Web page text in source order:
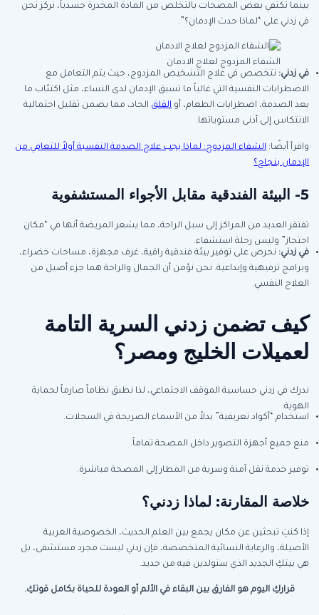
بينما تكتفي بعض المصحات بالتخلص من المادة المخدرة جسدياً، نركز نحن
في زدني على “لماذا حدث الإدمان؟”.
الشفاء المزدوج لعلاج الادمان
في زدني: نتخصص في علاج التشخيص المزدوج، حيث يتم التعامل مع
الاضطرابات النفسية التي غالباً ما تسبق الإدمان لدى النساء، مثل اكتئاب ما
بعد الصدمة، اضطرابات الطعام، أوالقلق الحاد، مما يضمن تقليل احتمالية
الانتكاس إلى أدنى مستوياتها.
واقرأ أيضًا:الشفاء المزدوج: لماذا يجب علاج الصدمة النفسية أولاً للتعافي من
الإدمان بنجاح؟
5- البيئة الفندقية مقابل الأجواء المستشفوية
تفتقر العديد من المراكز إلى سبل الراحة، مما يشعر المريضة أنها في “مكان
احتجاز” وليس رحلة استشفاء.
في زدني: نحرص على توفير بيئة فندقية راقية، غرف مجهزة، مساحات خضراء،
وبرامج ترفيهية وإبداعية. نحن نؤمن أن الجمال والراحة هما جزء أصيل من
العلاج النفسي.
كيف تضمن زدني السرية التامة
لعميلات الخليج ومصر؟
ندرك في زدني حساسية الموقف الاجتماعي، لذا نطبق نظاماً صارماً لحماية
الهوية:
استخدام “أكواد تعريفية” بدلاً من الأسماء الصريحة في السجلات.
منع جميع أجهزة التصوير داخل المصحة تماماً.
توفير خدمة نقل آمنة وسرية من المطار إلى المصحة مباشرة.
خلاصة المقارنة: لماذا زدني؟
إذا كنتِ تبحثين عن مكان يجمع بين العلم الحديث، الخصوصية العربية
الأصيلة، والرعاية النسائية المتخصصة، فإن زدني ليست مجرد مستشفى، بل
هي بيتكِ الجديد الذي ستولدين فيه من جديد.
قراركِ اليوم هو الفارق بين البقاء في الألم أو العودة للحياة بكامل قوتكِ.